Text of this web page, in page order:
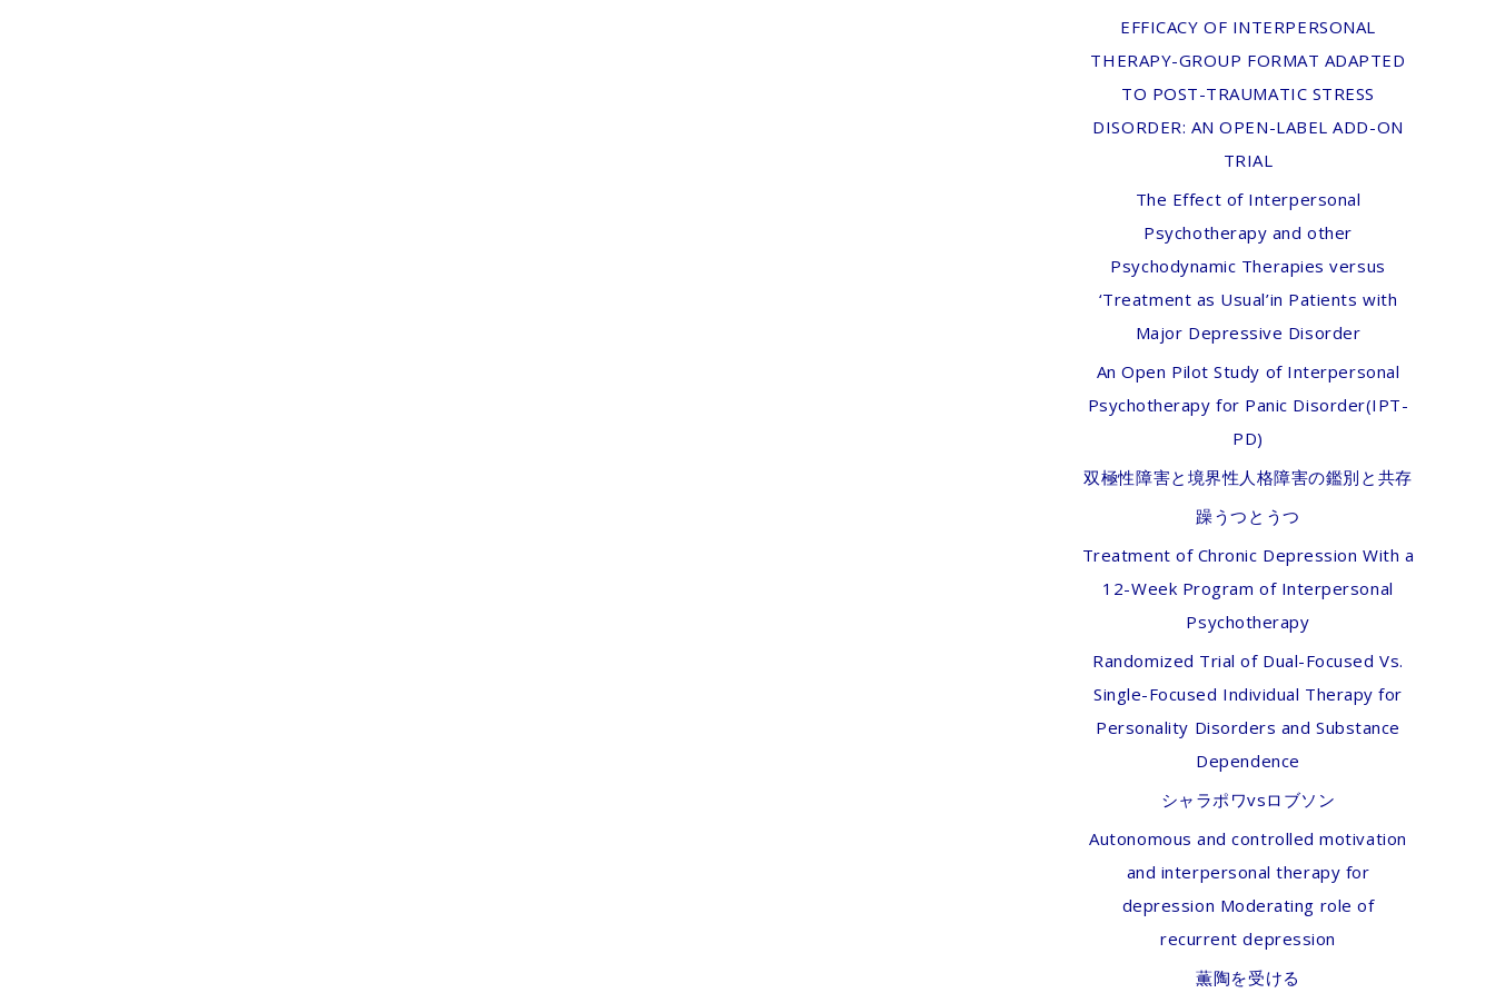
EFFICACY OF INTERPERSONAL
THERAPY-GROUP FORMAT ADAPTED
TO POST-TRAUMATIC STRESS
DISORDER: AN OPEN-LABEL ADD-ON
TRIAL
The Effect of Interpersonal
Psychotherapy and other
Psychodynamic Therapies versus
‘Treatment as Usual’in Patients with
Major Depressive Disorder
An Open Pilot Study of Interpersonal
Psychotherapy for Panic Disorder(IPT-
PD)
双極性障害と境界性人格障害の鑑別と共存
躁うつとうつ
Treatment of Chronic Depression With a
12-Week Program of Interpersonal
Psychotherapy
Randomized Trial of Dual-Focused Vs.
Single-Focused Individual Therapy for
Personality Disorders and Substance
Dependence
シャラポワvsロブソン
Autonomous and controlled motivation
and interpersonal therapy for
depression Moderating role of
recurrent depression
薫陶を受ける